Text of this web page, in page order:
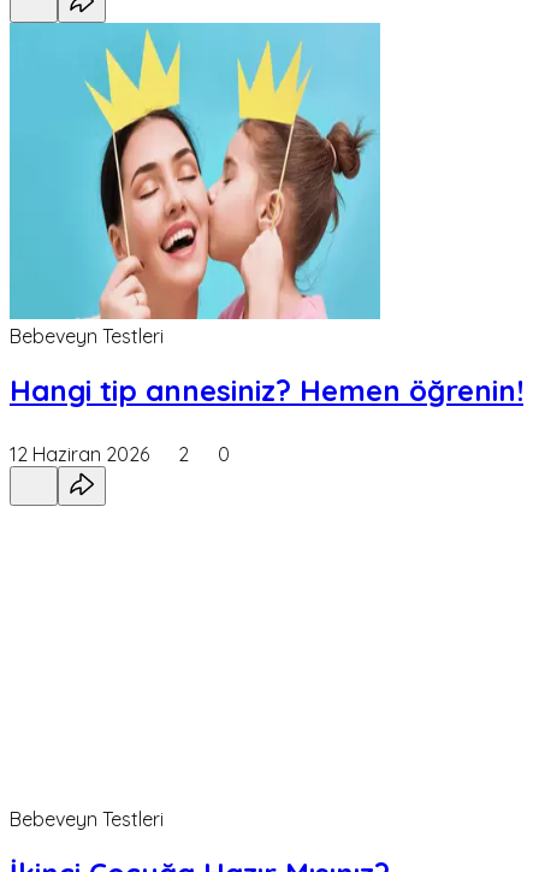
Bebeveyn Testleri
Hangi tip annesiniz? Hemen öğrenin!
12 Haziran 2026 2 0
Bebeveyn Testleri